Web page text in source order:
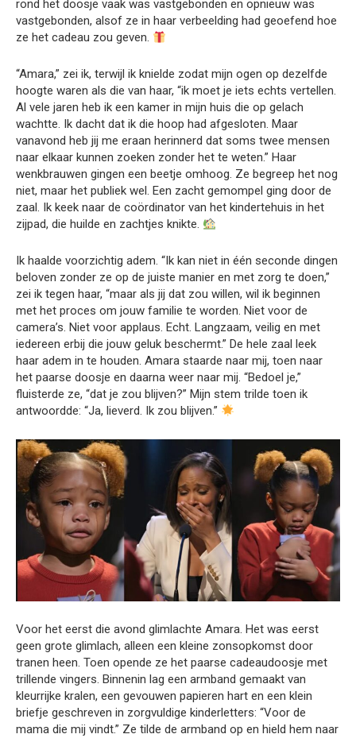
rond het doosje vaak was vastgebonden en opnieuw was
vastgebonden, alsof ze in haar verbeelding had geoefend hoe
ze het cadeau zou geven.
“Amara,” zei ik, terwijl ik knielde zodat mijn ogen op dezelfde
hoogte waren als die van haar, “ik moet je iets echts vertellen.
Al vele jaren heb ik een kamer in mijn huis die op gelach
wachtte. Ik dacht dat ik die hoop had afgesloten. Maar
vanavond heb jij me eraan herinnerd dat soms twee mensen
naar elkaar kunnen zoeken zonder het te weten.” Haar
wenkbrauwen gingen een beetje omhoog. Ze begreep het nog
niet, maar het publiek wel. Een zacht gemompel ging door de
zaal. Ik keek naar de coördinator van het kindertehuis in het
zijpad, die huilde en zachtjes knikte.
Ik haalde voorzichtig adem. “Ik kan niet in één seconde dingen
beloven zonder ze op de juiste manier en met zorg te doen,”
zei ik tegen haar, “maar als jij dat zou willen, wil ik beginnen
met het proces om jouw familie te worden. Niet voor de
camera’s. Niet voor applaus. Echt. Langzaam, veilig en met
iedereen erbij die jouw geluk beschermt.” De hele zaal leek
haar adem in te houden. Amara staarde naar mij, toen naar
het paarse doosje en daarna weer naar mij. “Bedoel je,”
fluisterde ze, “dat je zou blijven?” Mijn stem trilde toen ik
antwoordde: “Ja, lieverd. Ik zou blijven.”
Voor het eerst die avond glimlachte Amara. Het was eerst
geen grote glimlach, alleen een kleine zonsopkomst door
tranen heen. Toen opende ze het paarse cadeaudoosje met
trillende vingers. Binnenin lag een armband gemaakt van
kleurrijke kralen, een gevouwen papieren hart en een klein
briefje geschreven in zorgvuldige kinderletters: “Voor de
mama die mij vindt.” Ze tilde de armband op en hield hem naar